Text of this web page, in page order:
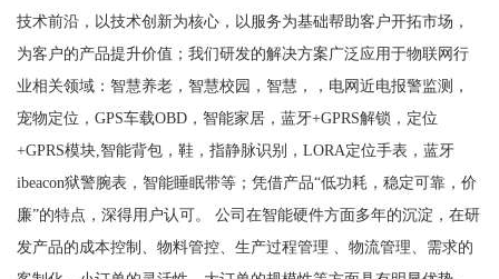
技术前沿，以技术创新为核心，以服务为基础帮助客户开拓市场，
为客户的产品提升价值；我们研发的解决方案广泛应用于物联网行
业相关领域：智慧养老，智慧校园，智慧，，电网近电报警监测，
宠物定位，GPS车载OBD，智能家居，蓝牙+GPRS解锁，定位
+GPRS模块,智能背包，鞋，指静脉识别，LORA定位手表，蓝牙
ibeacon狱警腕表，智能睡眠带等；凭借产品“低功耗，稳定可靠，价
廉”的特点，深得用户认可。 公司在智能硬件方面多年的沉淀，在研
发产品的成本控制、物料管控、生产过程管理 、物流管理、需求的